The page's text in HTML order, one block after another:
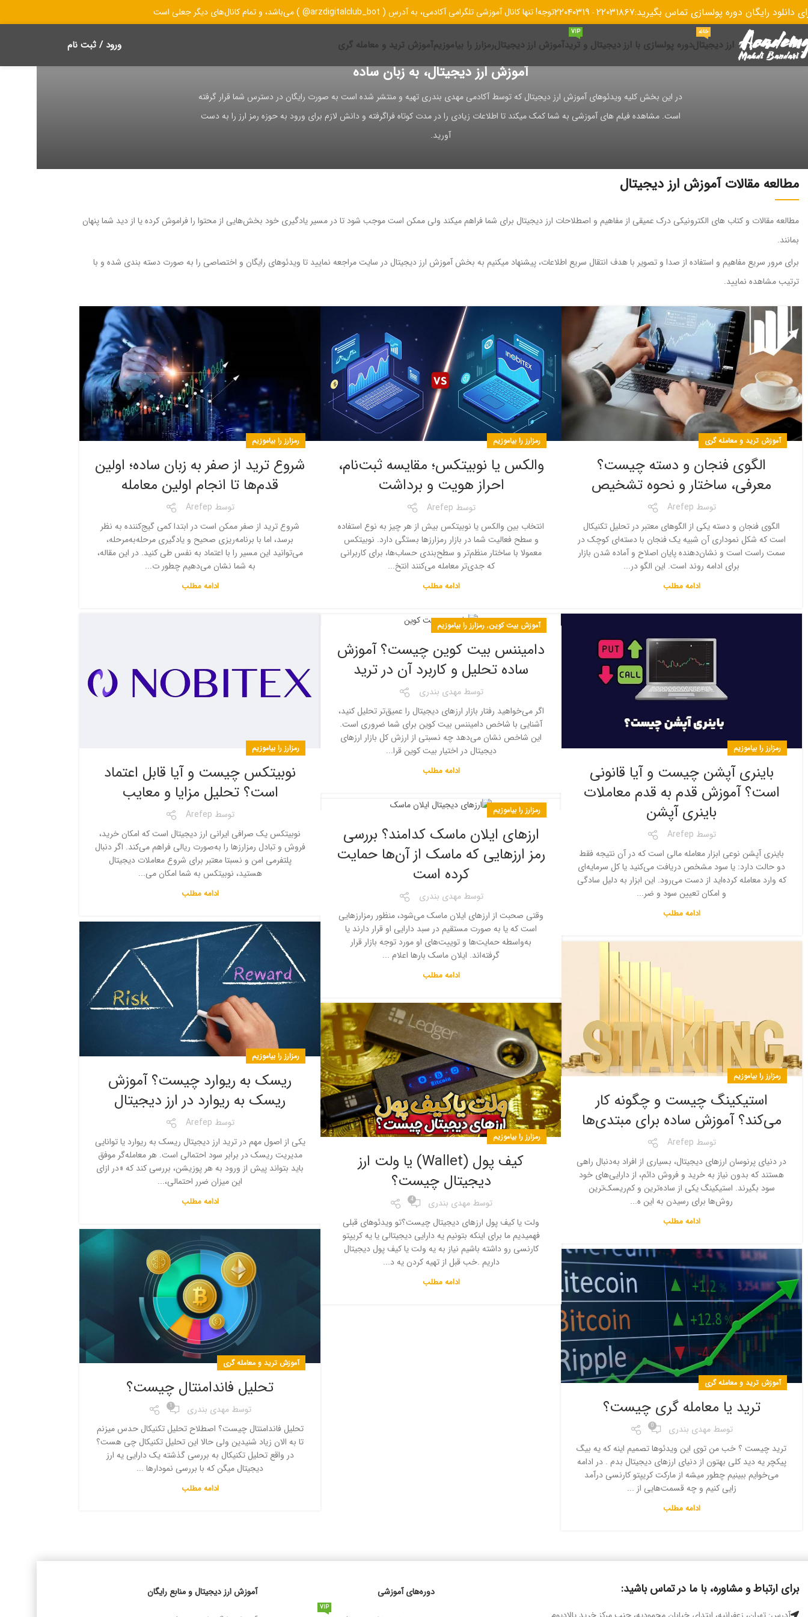
دانلود رایگان دوره پولسازی تماس بگیرید:۲۲۰۳۱۸۶۷ - ۲۲۰۴۰۳۱۹توجه! تنها کانال آموزشی تلگرامی آکادمی، به آدرسِ ( arzdigitalclub_bot@ ) می‌باشد، و تمام کانال‌های دیگر جعلی است
ارز دیجیتال
خانه
دوره پولسازی با ارز دیجیتال و ترید
VIP
آموزش ارز دیجیتالرمزارز را بیاموزیمآموزش ترید و معامله گری ورود / ثبت نام
آموزش ارز دیجیتال، به زبان ساده
در این بخش کلیه ویدئوهای آموزش ارز دیجیتال که توسط آکادمی مهدی بندری تهیه و منتشر شده است به صورت رایگان در دسترس شما قرار گرفته
است. مشاهده فیلم های آموزشی به شما کمک میکند تا اطلاعات زیادی را در مدت کوتاه فراگرفته و دانش لازم برای ورود به حوزه رمز ارز را به دست
آورید.
مطالعه مقالات آموزش ارز دیجیتال
مطالعه مقالات و کتاب های الکترونیکی درک عمیقی از مفاهیم و اصطلاحات ارز دیجیتال برای شما فراهم میکند ولی ممکن است موجب شود تا در مسیر یادگیری خود بخش‌هایی از محتوا را فراموش کرده یا از دید شما پنهان
بمانند.
برای مرور سریع مفاهیم و استفاده از صدا و تصویر با هدف انتقال سریع اطلاعات، پیشنهاد میکنیم به بخش آموزش ارز دیجیتال در سایت مراجعه نمایید تا ویدئوهای رایگان و اختصاصی را به صورت دسته بندی شده و با
ترتیب مشاهده نمایید.
آموزش ترید و معامله گری
الگوی فنجان و دسته چیست؟
معرفی، ساختار و نحوه تشخیص
توسط Arefep
الگوی فنجان و دسته یکی از الگوهای معتبر در تحلیل تکنیکال
است که شکل نموداری آن شبیه یک فنجان با دسته‌ای کوچک در
سمت راست است و نشان‌دهنده پایان اصلاح و آماده شدن بازار
برای ادامه روند است. این الگو در...
ادامه مطلب
رمزارز را بیاموزیم
والکس یا نوبیتکس؛ مقایسه ثبت‌نام،
احراز هویت و برداشت
توسط Arefep
انتخاب بین والکس یا نوبیتکس بیش از هر چیز به نوع استفاده
و سطح فعالیت شما در بازار رمزارزها بستگی دارد. نوبیتکس
معمولا با ساختار منظم‌تر و سطح‌بندی حساب‌ها، برای کاربرانی
که جدی‌تر معامله می‌کنند انتخ...
ادامه مطلب
رمزارز را بیاموزیم
شروع ترید از صفر به زبان ساده؛ اولین
قدم‌ها تا انجام اولین معامله
توسط Arefep
شروع ترید از صفر ممکن است در ابتدا کمی گیج‌کننده به نظر
برسد، اما با برنامه‌ریزی صحیح و یادگیری مرحله‌به‌مرحله،
می‌توانید این مسیر را با اعتماد به نفس طی کنید. در این مقاله،
به شما نشان می‌دهیم چطور ت...
ادامه مطلب
رمزارز را بیاموزیم
باینری آپشن چیست و آیا قانونی
است؟ آموزش قدم به قدم معاملات
باینری آپشن
توسط Arefep
باینری آپشن نوعی ابزار معامله مالی است که در آن نتیجه فقط
دو حالت دارد: یا سود مشخص دریافت می‌کنید یا کل سرمایه‌ای
که وارد معامله کرده‌اید از دست می‌رود. این ابزار به دلیل سادگی
و امکان تعیین سود و ضر...
ادامه مطلب
رمزارز را بیاموزیم
نوبیتکس چیست و آیا قابل اعتماد
است؟ تحلیل مزایا و معایب
توسط Arefep
نوبیتکس یک صرافی ایرانی ارز دیجیتال است که امکان خرید،
فروش و تبادل رمزارزها را به‌صورت ریالی فراهم می‌کند. اگر دنبال
پلتفرمی امن و نسبتا معتبر برای شروع معاملات دیجیتال
هستید، نوبیتکس به شما امکان می...
ادامه مطلب
آموزش بیت کوین, رمزارز را بیاموزیم
دامیننس بیت کوین چیست؟ آموزش
ساده تحلیل و کاربرد آن در ترید
توسط مهدی بندری
اگر می‌خواهید رفتار بازار ارزهای دیجیتال را عمیق‌تر تحلیل کنید،
آشنایی با شاخص دامیننس بیت کوین برای شما ضروری است.
این شاخص نشان می‌دهد چه نسبتی از ارزش کل بازار ارزهای
دیجیتال در اختیار بیت کوین قرا...
ادامه مطلب
رمزارز را بیاموزیم
ارزهای ایلان ماسک کدامند؟ بررسی
رمز ارزهایی که ماسک از آن‌ها حمایت
کرده است
توسط مهدی بندری
وقتی صحبت از ارزهای ایلان ماسک می‌شود، منظور رمزارزهایی
است که یا به صورت مستقیم در سبد دارایی او قرار دارند یا
به‌واسطه حمایت‌ها و توییت‌های او مورد توجه بازار قرار
گرفته‌اند. ایلان ماسک بارها اعلام ...
ادامه مطلب
رمزارز را بیاموزیم
ریسک به ریوارد چیست؟ آموزش
ریسک به ریوارد در ارز دیجیتال
توسط Arefep
یکی از اصول مهم در ترید ارز دیجیتال ریسک به ریوارد یا توانایی
مدیریت ریسک در برابر سود احتمالی است. هر معامله‌گر موفق
باید بتواند پیش از ورود به هر پوزیشن، بررسی کند که «در ازای
این میزان ضرر احتمالی،...
ادامه مطلب
رمزارز را بیاموزیم
استیکینگ چیست و چگونه کار
می‌کند؟ آموزش ساده برای مبتدی‌ها
توسط Arefep
در دنیای پرنوسان ارزهای دیجیتال، بسیاری از افراد به‌دنبال راهی
هستند که بدون نیاز به خرید و فروش دائم، از دارایی‌های خود
سود بگیرند. استیکینگ یکی از ساده‌ترین و کم‌ریسک‌ترین
روش‌ها برای رسیدن به این ه...
ادامه مطلب
رمزارز را بیاموزیم
کیف پول (Wallet) یا ولت ارز
دیجیتال چیست؟
توسط مهدی بندری 4
ولت یا کیف پول ارزهای دیجیتال چیست؟تو ویدئوهای قبلی
فهمیدیم ما برای اینکه بتونیم یه دارایی دیجیتالی یا یه کریپتو
کارنسی رو داشته باشیم نیاز به یه ولت یا کیف پول دیجیتال
داریم .خب قبل از تهیه کردن یه د...
ادامه مطلب
آموزش ترید و معامله گری
تحلیل فاندامنتال چیست؟
توسط مهدی بندری 1
تحلیل فاندامنتال چیست؟ اصطلاح تحلیل تکنیکال حدس میزنم
تا به الان زیاد شنیدین ولی حالا این تحلیل تکنیکال چی هست؟
در واقع تحلیل تکنیکال به بررسی گذشته یک دارایی یه ارز
دیجیتال میگن که با بررسی نمودارها ...
ادامه مطلب
آموزش ترید و معامله گری
ترید یا معامله گری چیست؟
توسط مهدی بندری 0
ترید چیست ؟ خب من توی این ویدئوها تصمیم اینه که یه بیگ
پیکچر یه دید کلی بهتون از دنیای ارزهای دیجیتال بدم . در ادامه
می‌خوایم ببینیم چطور میشه از مارکت کریپتو کارنسی درآمد
زایی کنیم و چه قسمت‌هایی از ...
ادامه مطلب
برای ارتباط و مشاوره، با ما در تماس باشید: دوره‌های آموزشی
VIP
آموزش ارز دیجیتال و منابع رایگان